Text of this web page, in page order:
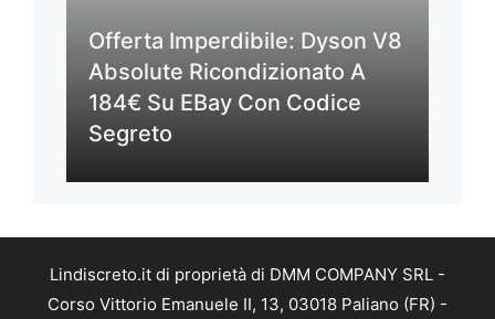
Offerta Imperdibile: Dyson V8
Absolute Ricondizionato A
184€ Su EBay Con Codice
Segreto
Lindiscreto.it di proprietà di DMM COMPANY SRL -
Corso Vittorio Emanuele II, 13, 03018 Paliano (FR) -